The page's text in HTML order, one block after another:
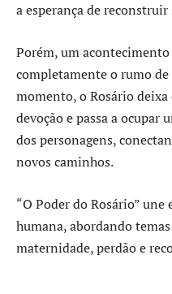
a esperança de
Porém, um
completamente o rumo de
momento, o Rosário deixa
devoção e passa a
dos personagens,
novos caminhos.
“O Poder do Rosário”
humana, abordando
maternidade, perdão e